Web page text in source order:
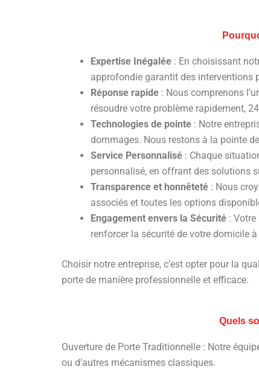
Expertise Inégalée : En choisissant
approfondie garantit des interventions
Réponse rapide : Nous comprenons
résoudre votre problème rapidement,
Technologies de pointe : Notre
dommages. Nous restons à la pointe
Service Personnalisé : Chaque
personnalisé, en offrant des solutions
Transparence et honnêteté : Nous
associés et toutes les options
Engagement envers la Sécurité :
renforcer la sécurité de votre domicile
Choisir notre entreprise, c’est opter pour la
porte de manière professionnelle et efficace.
Quels
Ouverture de Porte Traditionnelle : Notre
ou d’autres mécanismes classiques.